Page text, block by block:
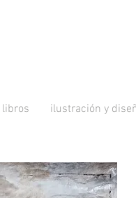
libros ilustración y